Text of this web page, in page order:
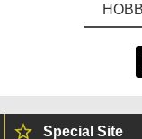
Special Site